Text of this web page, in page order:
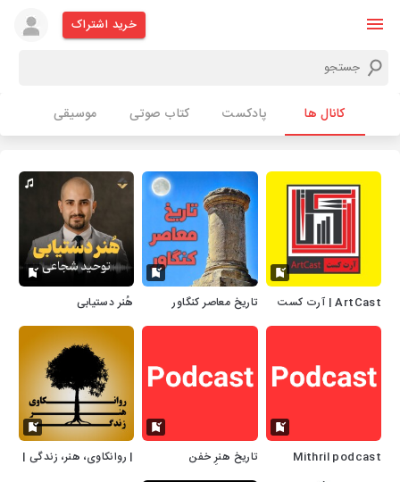
خرید اشتراک
کانال ها پادکست کتاب صوتی موسیقی
ArtCast | آرت کست تاریخ معاصر کنگاور هُنر دستیابی
Mithril podcast تاریخ هنرِ خفن | روانکاوی، هنر، زندگی |